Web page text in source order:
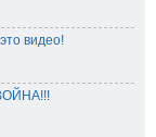
видео!